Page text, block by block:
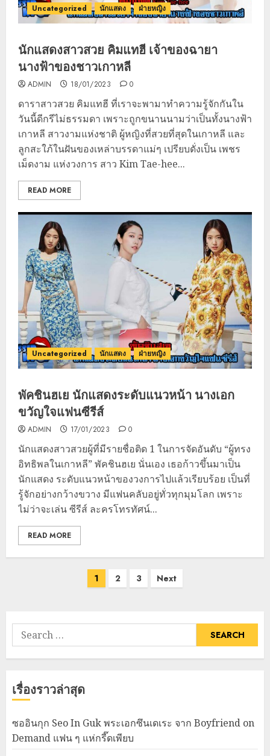
Uncategorized นักแสดง ฝ่ายหญิง
นักแสดงสาวสวย คิมแทฮี เจ้าของฉายา
นางฟ้าของชาวเกาหลี
ADMIN 18/01/2023 0
ดาราสาวสวย คิมแทฮี ที่เราจะพามาทำความรู้จักกันใน
วันนี้ดีกรีไม่ธรรมดา เพราะถูกขนานนามว่าเป็นทั้งนางฟ้า
เกาหลี สาวงามแห่งชาติ ผู้หญิงที่สวยที่สุดในเกาหลี และ
ลูกสะใภ้ในฝันของเหล่าบรรดาแม่ๆ เปรียบดั่งเป็น เพชร
เม็ดงาม แห่งวงการ สาว Kim Tae-hee...
READ MORE
Uncategorized นักแสดง ฝ่ายหญิง
พัคชินฮเย นักแสดงระดับแนวหน้า นางเอก
ขวัญใจแฟนซีรีส์
ADMIN 17/01/2023 0
นักแสดงสาวสวยผู้ที่มีรายชื่อติด 1 ในการจัดอันดับ “ผู้ทรง
อิทธิพลในเกาหลี” พัคชินฮเย นั่นเอง เธอก้าวขึ้นมาเป็น
นักแสดง ระดับแนวหน้าของวงการไปแล้วเรียบร้อย เป็นที่
รู้จักอย่างกว้างขวาง มีแฟนคลับอยู่ทั่วทุกมุมโลก เพราะ
ไม่ว่าจะเล่น ซีรีส์ ละครโทรทัศน์...
READ MORE
1 2 3 Next
Search
for:
เรื่องราวล่าสุด
ซออินกุก Seo In Guk พระเอกซึนเดเระ จาก Boyfriend on
Demand แฟน ๆ แห่กรี๊ดเพียบ